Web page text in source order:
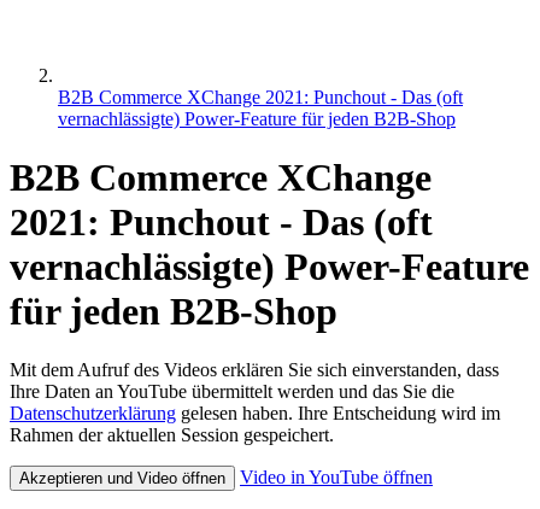
B2B Commerce XChange 2021: Punchout - Das (oft
vernachlässigte) Power-Feature für jeden B2B-Shop
B2B Commerce XChange
2021: Punchout - Das (oft
vernachlässigte) Power-Feature
für jeden B2B-Shop
Mit dem Aufruf des Videos erklären Sie sich einverstanden, dass
Ihre Daten an YouTube übermittelt werden und das Sie die
Datenschutzerklärung gelesen haben. Ihre Entscheidung wird im
Rahmen der aktuellen Session gespeichert.
Akzeptieren und Video öffnen Video in YouTube öffnen